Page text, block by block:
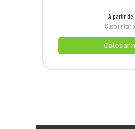
A partir de
Custo
Colocar